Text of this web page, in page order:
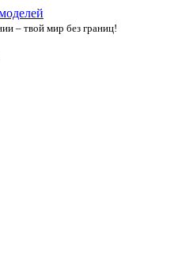
– твой мир без границ!